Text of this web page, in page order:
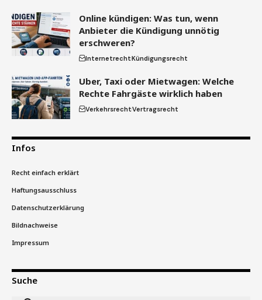
Online kündigen: Was tun, wenn
Anbieter die Kündigung unnötig
erschweren?
InternetrechtKündigungsrecht
Uber, Taxi oder Mietwagen: Welche
Rechte Fahrgäste wirklich haben
VerkehrsrechtVertragsrecht
Infos
Recht einfach erklärt
Haftungsausschluss
Datenschutzerklärung
Bildnachweise
Impressum
Suche